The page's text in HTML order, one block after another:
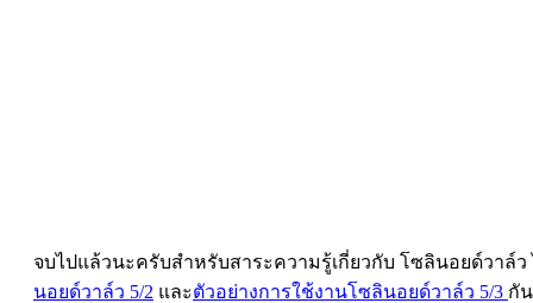
จบไปแล้วนะครับสำหรับสาระความรู้เกี่ยวกับ โซลินอยด์วาล์
นอยด์วาล์ว 5/2 และตัวอย่างการใช้งานโซลินอยด์วาล์ว 5/3 กั